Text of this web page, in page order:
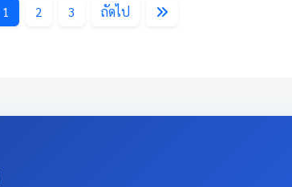
1 2 3 ถัดไป